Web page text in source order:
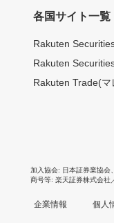
各国サイト一
Rakuten
Rakuten
Rakuten Trade(マ
加入協会 日本証券業協会
商号等 楽天証券株式会社
企業情報 個人